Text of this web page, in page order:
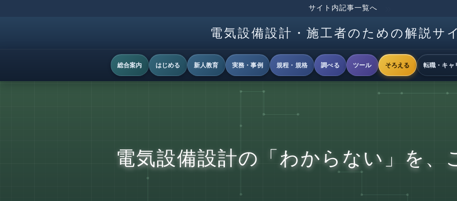
サイト内記事一覧へ
電気設備設計・施工者のための解説サ
総合案内 はじめる 新人教育 実務・事例 規程・規格 調べる ツール そろえる 転職・キャ
電気設備設計の「わからない」を、